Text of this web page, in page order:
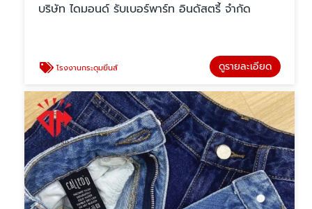
บริษัท ไดมอนด์ รับเบอร์พาร์ท อินดัสตรี้ จำกัด
โรงงานกระดุมยีนส์ ดูรายละเอียด